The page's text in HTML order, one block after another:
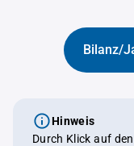
Bilanz/
Hinweis
Durch Klick auf